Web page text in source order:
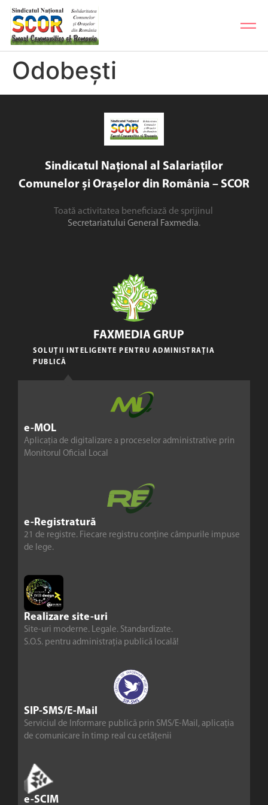
Odobești
Sindicatul Național al Salariaților
Comunelor și Orașelor din România – SCOR
Toată activitatea beneficiază de sprijinul
Secretariatului General Faxmedia.
e-MOL
Aplicația de digitalizare a proceselor administrative prin
Monitorul Oficial Local
e-Registratură
21 de registre. Fiecare registru conține câmpurile impuse
de lege.
Realizare site-uri
Site-uri moderne. Legale. Standardizate.
S.O.S. pentru administrația publică locală!
SIP-SMS/E-Mail
Serviciul de Informare publică prin SMS/E-Mail, aplicația
de comunicare în timp real cu cetățenii
e-SCIM
FAXMEDIA GRUP
SOLUȚII INTELIGENTE PENTRU ADMINISTRAȚIA
PUBLICĂ